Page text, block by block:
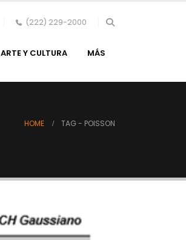
(222) 229-2000
ARTE Y CULTURA MÁS
HOME TAG - POISSON